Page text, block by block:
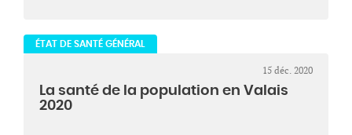
ÉTAT DE SANTÉ GÉNÉRAL
15 déc. 2020
La santé de la population en Valais
2020